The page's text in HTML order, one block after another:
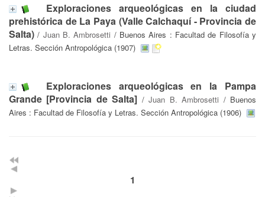
Exploraciones arqueológicas en la ciudad
prehistórica de La Paya (Valle Calchaquí - Provincia de
Salta) / Juan B. Ambrosetti / Buenos Aires : Facultad de Filosofía y
Letras. Sección Antropológica (1907)
Exploraciones arqueológicas en la Pampa
Grande [Provincia de Salta] /Juan B. Ambrosetti / Buenos
Aires : Facultad de Filosofía y Letras. Sección Antropológica (1906)
1